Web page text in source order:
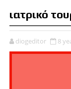
ιατρικό
diogeditor 8